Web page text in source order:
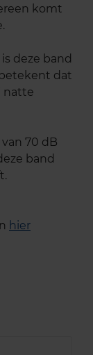
komt
deze band
dat
natte
70 dB
band
hier